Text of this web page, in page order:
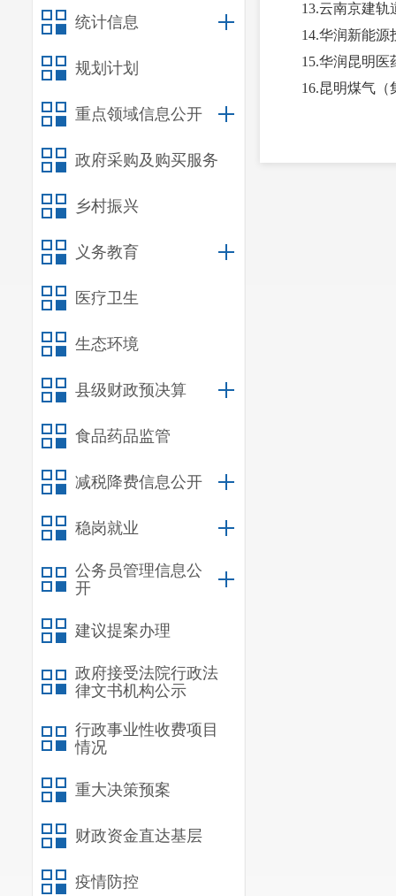
统计信息
规划计划
重点领域信息公开
政府采购及购买服务
乡村振兴
义务教育
医疗卫生
生态环境
县级财政预决算
食品药品监管
减税降费信息公开
稳岗就业
公务员管理信息公
开
建议提案办理
政府接受法院行政法
律文书机构公示
行政事业性收费项目
情况
重大决策预案
财政资金直达基层
疫情防控
13.云南京建轨
14.华润新能源
15.华润昆明医
16.昆明煤气（